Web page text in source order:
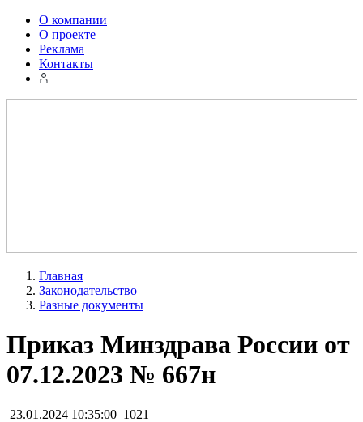
О компании
О проекте
Реклама
Контакты
Главная
Законодательство
Разные документы
Приказ Минздрава России от
07.12.2023 № 667н
23.01.2024 10:35:00 1021